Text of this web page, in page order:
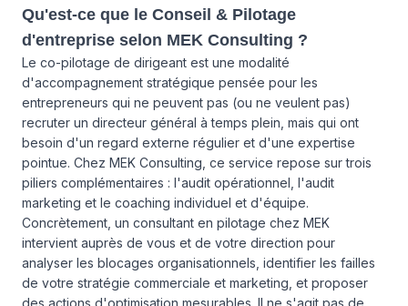
Qu'est-ce que le Conseil & Pilotage
d'entreprise selon MEK Consulting ?
Le co-pilotage de dirigeant est une modalité
d'accompagnement stratégique pensée pour les
entrepreneurs qui ne peuvent pas (ou ne veulent pas)
recruter un directeur général à temps plein, mais qui ont
besoin d'un regard externe régulier et d'une expertise
pointue. Chez MEK Consulting, ce service repose sur trois
piliers complémentaires : l'audit opérationnel, l'audit
marketing et le coaching individuel et d'équipe.
Concrètement, un consultant en pilotage chez MEK
intervient auprès de vous et de votre direction pour
analyser les blocages organisationnels, identifier les failles
de votre stratégie commerciale et marketing, et proposer
des actions d'optimisation mesurables. Il ne s'agit pas de